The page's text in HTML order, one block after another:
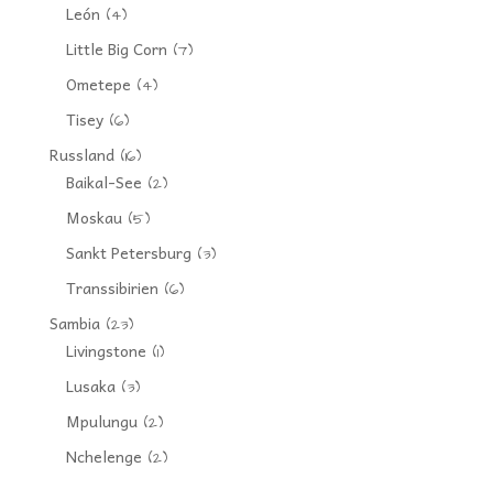
León (4)
Little Big Corn (7)
Ometepe (4)
Tisey(6)
Russland(16)
Baikal-See (2)
Moskau(5)
Sankt Petersburg (3)
Transsibirien (6)
Sambia(23)
Livingstone (1)
Lusaka(3)
Mpulungu(2)
Nchelenge (2)